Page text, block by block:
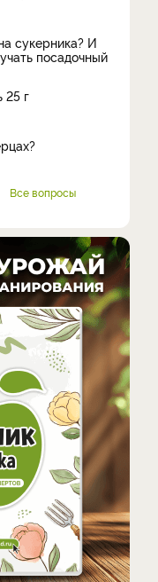
сукерника? И
посадочный
25 г
Все вопросы